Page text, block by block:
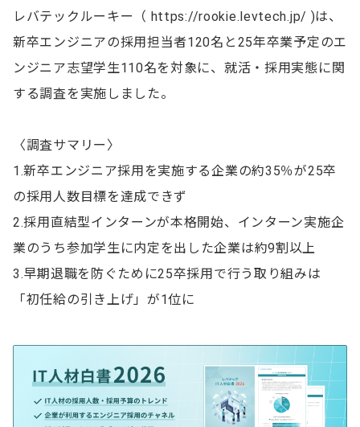
レバテックルーキー（ https://rookie.levtech.jp/ )は、
新卒エンジニアの採用担当者120名と25年卒業予定のエ
ンジニア志望学生110名を対象に、就活・採用実態に関
する調査を実施しました。
〈調査サマリー〉
1.新卒エンジニア採用を実施する企業の約35％が25卒
の採用人数目標を達成できず
2.採用直結型インターンが本格開始、インターン実施企
業のうち参加学生に内定を出した企業は約9割以上
3.早期退職を防ぐために25卒採用で行う取り組みは
「初任給の引き上げ」が1位に